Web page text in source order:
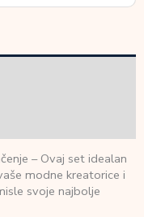
– Ovaj set idealan
modne kreatorice i
svoje najbolje